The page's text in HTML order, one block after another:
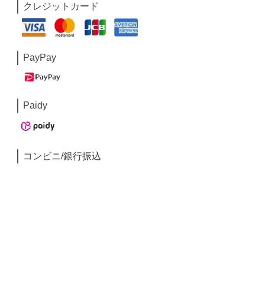
クレジットカード
PayPay
Paidy
コンビニ/銀行振込